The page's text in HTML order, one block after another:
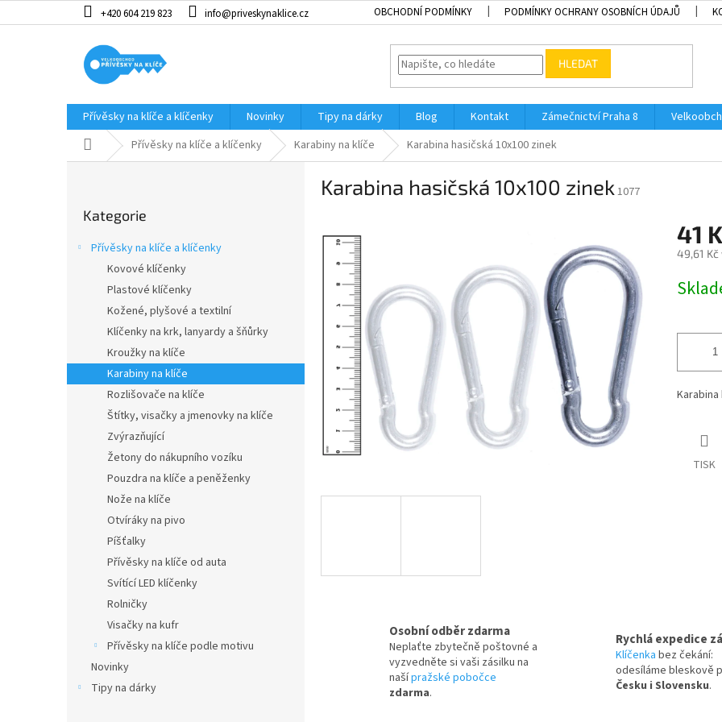
na
+420 604 219 823 info@priveskynaklice.cz OBCHODNÍ PODMÍNKY PODMÍNKY OCHRANY OSOBNÍCH ÚDAJŮ
HLEDAT
Přívěsky na klíče a klíčenky Novinky Tipy na dárky Blog Kontakt Zámečnictví Praha 8
Domů Přívěsky na klíče a klíčenky Karabiny na klíče Karabina hasičská 10x100 zinek
n
e
kategorie
Kategorie
Přívěsky na klíče a klíčenky
Kovové klíčenky
Plastové klíčenky
Kožené, plyšové a textilní
Klíčenky na krk, lanyardy a šňůrky
Kroužky na klíče
Karabiny na klíče
Rozlišovače na klíče
Štítky, visačky a jmenovky na klíče
Zvýrazňující
Žetony do nákupního vozíku
Pouzdra na klíče a peněženky
Nože na klíče
Otvíráky na pivo
Píšťalky
Přívěsky na klíče od auta
Svítící LED klíčenky
Rolničky
Visačky na kufr
Přívěsky na klíče podle motivu
Novinky
Tipy na dárky
Karabina hasičská 10x100 zinek 1077
41
49,61 Kč
cena:
TISK
Osobní odběr zdarma
Neplaťte zbytečně poštovné a
vyzvedněte si vaši zásilku na
našípražské pobočce
zdarma.
Rychlá expedice
Klíčenka bez čekání:
odesíláme bleskově
Česku i Slovensku.